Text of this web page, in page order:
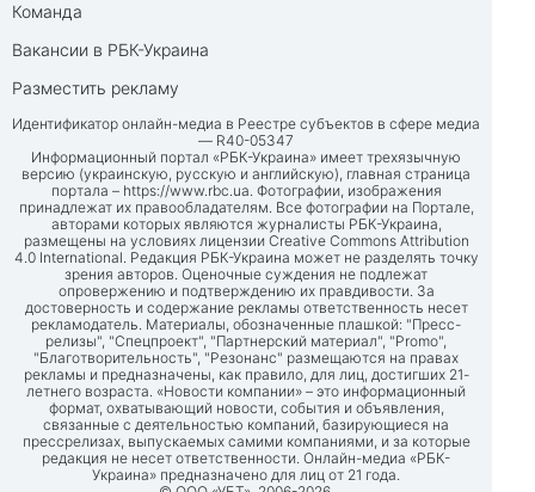
Команда
Вакансии в РБК-Украина
Разместить рекламу
Идентификатор онлайн-медиа в Реестре субъектов в сфере медиа
— R40-05347
Информационный портал «РБК-Украина» имеет трехязычную
версию (украинскую, русскую и английскую), главная страница
портала – https://www.rbc.ua. Фотографии, изображения
принадлежат их правообладателям. Все фотографии на Портале,
авторами которых являются журналисты РБК-Украина,
размещены на условиях лицензии Creative Commons Attribution
4.0 International. Редакция РБК-Украина может не разделять точку
зрения авторов. Оценочные суждения не подлежат
опровержению и подтверждению их правдивости. За
достоверность и содержание рекламы ответственность несет
рекламодатель. Материалы, обозначенные плашкой: "Пресс-
релизы", "Спецпроект", "Партнерский материал", "Promo",
"Благотворительность", "Резонанс" размещаются на правах
рекламы и предназначены, как правило, для лиц, достигших 21-
летнего возраста. «Новости компании» – это информационный
формат, охватывающий новости, события и объявления,
связанные с деятельностью компаний, базирующиеся на
прессрелизах, выпускаемых самими компаниями, и за которые
редакция не несет ответственности. Онлайн-медиа «РБК-
Украина» предназначено для лиц от 21 года.